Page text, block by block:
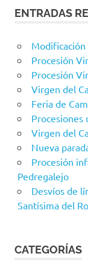
ENTRADAS
Procesión
Procesión
Virgen del
Feria de
Procesiones
Virgen del
Nueva
Procesión
Pedregalejo
Desvíos de
Santísima del
CATEGORÍAS